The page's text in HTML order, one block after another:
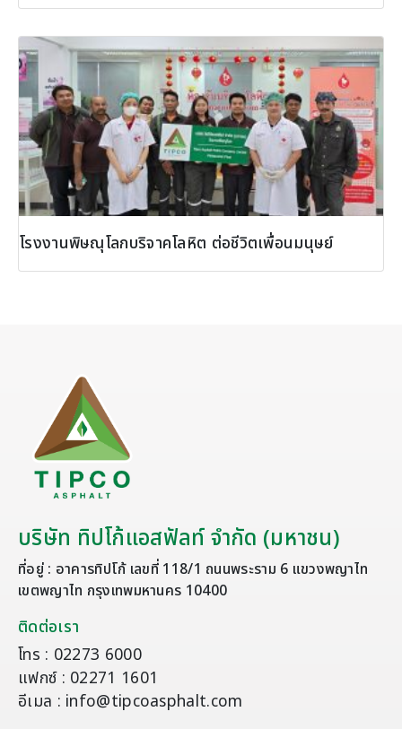
โรงงานพิษณุโลกบริจาคโลหิต ต่อชีวิตเพื่อนมนุษย์
บริษัท ทิปโก้แอสฟัลท์ จำกัด (มหาชน)
ที่อยู่ : อาคารทิปโก้ เลขที่ 118/1 ถนนพระราม 6 แขวงพญาไท
เขตพญาไท กรุงเทพมหานคร 10400
ติดต่อเรา
โทร : 02273 6000
แฟกซ์ : 02271 1601
อีเมล : info@tipcoasphalt.com